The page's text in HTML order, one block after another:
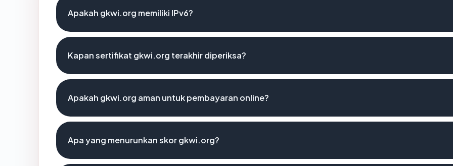
Apakah gkwi.org memiliki IPv6?
Kapan sertifikat gkwi.org terakhir diperiksa?
Apakah gkwi.org aman untuk pembayaran online?
Apa yang menurunkan skor gkwi.org?